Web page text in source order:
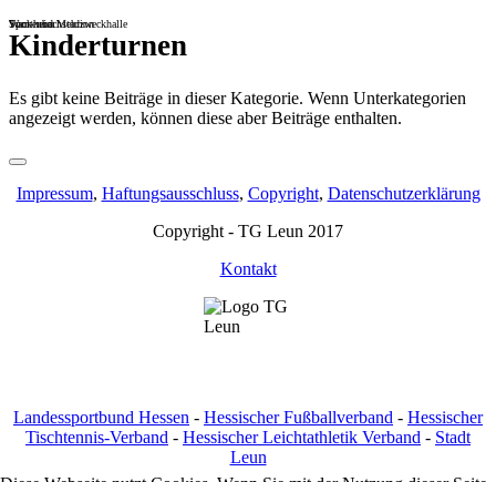
Sportheim
Turn- und Mehrzweckhalle
Wackenbachstadion
Kinderturnen
Es gibt keine Beiträge in dieser Kategorie. Wenn Unterkategorien
angezeigt werden, können diese aber Beiträge enthalten.
Impressum, Haftungsausschluss, Copyright, Datenschutzerklärung
Copyright - TG Leun 2017
Kontakt
Landessportbund Hessen - Hessischer Fußballverband - Hessischer
Tischtennis-Verband - Hessischer Leichtathletik Verband - Stadt
Leun